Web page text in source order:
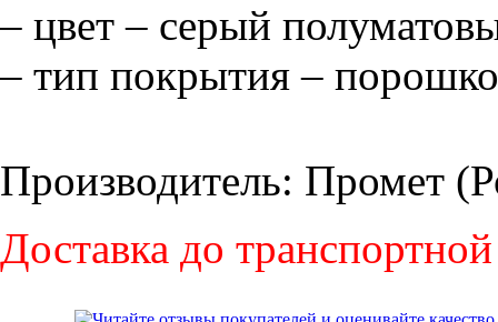
– цвет – серый
– тип покрытия –
Производитель: Промет
Доставка до